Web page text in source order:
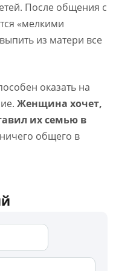
После общения с
«мелкими
из матери все
оказать на
Женщина хочет,
их семью в
общего в